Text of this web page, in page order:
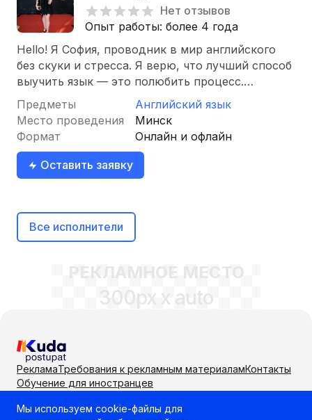
Нет отзывов
Опыт работы: более 4 года
Hello! Я София, проводник в мир английского
без скуки и стресса. Я верю, что лучший способ
выучить язык — это полюбить процесс.
Поэтому на моих уроках мы отключаем режим
«зубрежки» и включаем…
Предметы
Английский язык
Место проведения
Минск
Формат
Онлайн и офлайн
Оставить заявку
Все исполнители
Ваше имя
РЕКЛАМНОЕ МЕСТО
300px x auto
РекламаТребования к рекламным материаламКонтакты
Обучение для иностранцев
Самый удобный способ выбрать учебное заведение
Мы используем cookie-файлы для